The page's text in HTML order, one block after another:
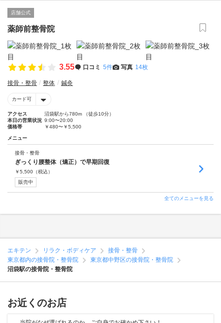
店舗公式
薬師前整骨院
3.55 口コミ 5件 写真 14枚
接骨・整骨 整体 鍼灸
カード可
アクセス
沼袋駅から780m （徒歩10分）
本日の営業状況 9:00〜20:00
価格帯
￥480〜￥5,500
メニュー
接骨・整骨
ぎっくり腰整体（矯正）で早期回復
￥5,500 （税込）
販売中
全てのメニューを見る
エキテン リラク・ボディケア
接骨・整骨
東京都内の接骨院・整骨院
東京都中野区の接骨院・整骨院
沼袋駅の接骨院・整骨院
お近くのお店